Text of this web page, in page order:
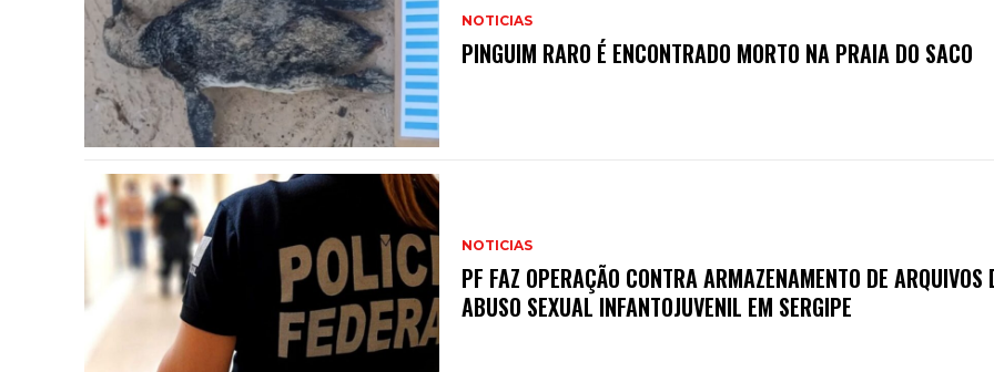
NOTICIAS
PINGUIM RARO É ENCONTRADO MORTO NA PRAIA DO SACO
NOTICIAS
PF FAZ OPERAÇÃO CONTRA ARMAZENAMENTO DE ARQUIVOS
ABUSO SEXUAL INFANTOJUVENIL EM SERGIPE